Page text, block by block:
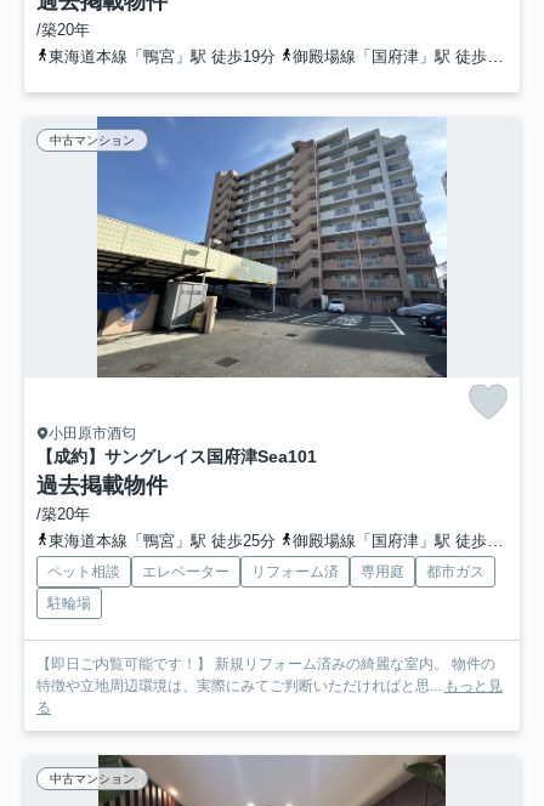
/築20年
東海道本線「鴨宮」駅 徒歩19分
御殿場線「国府津」駅 徒歩31分
中古マンション
小田原市酒匂
【成約】サングレイス国府津Sea101
過去掲載物件
/築20年
東海道本線「鴨宮」駅 徒歩25分
御殿場線「国府津」駅 徒歩26分
ペット相談 エレベーター リフォーム済 専用庭
都市ガス
駐輪場
【即日ご内覧可能です！】 新規リフォーム済みの綺麗な室内。 物件の
特徴や立地周辺環境は、実際にみてご判断いただければと思... もっと見
る
中古マンション